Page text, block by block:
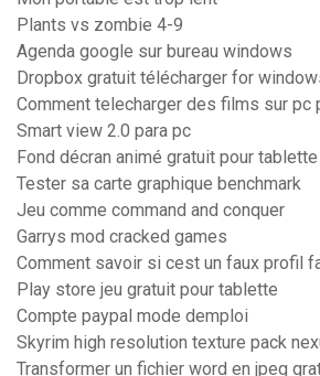
Plants vs zombie 4-9
Agenda google sur bureau windows
Dropbox gratuit télécharger for
Comment telecharger des films sur pc
Smart view 2.0 para pc
Fond décran animé gratuit pour tablette
Tester sa carte graphique benchmark
Jeu comme command and conquer
Garrys mod cracked games
Comment savoir si cest un faux profil
Play store jeu gratuit pour tablette
Compte paypal mode demploi
Skyrim high resolution texture pack
Transformer un fichier word en jpeg